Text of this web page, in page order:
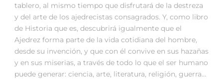
tablero, al mismo tiempo que disfrutará de la destreza
y del arte de los ajedrecistas consagrados. Y, como libro
de Historia que es, descubrirá igualmente que el
Ajedrez forma parte de la vida cotidiana del hombre,
desde su invención, y que con él convive en sus hazañas
y en sus miserias, a través de todo lo que el ser humano
puede generar: ciencia, arte, literatura, religión, guerra…